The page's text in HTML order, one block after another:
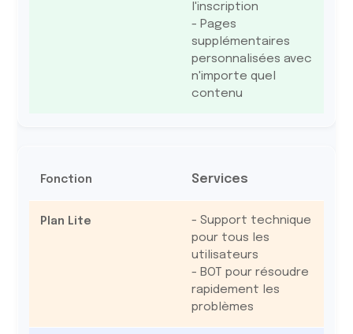
l'inscription
- Pages
supplémentaires
personnalisées avec
n'importe quel
contenu
Services
- Support technique
pour tous les
utilisateurs
- BOT pour résoudre
rapidement les
problèmes